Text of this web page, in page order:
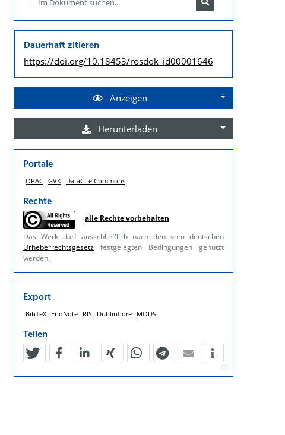
Dauerhaft zitieren
https://doi.org/10.18453/rosdok_id00001646
Anzeigen
Herunterladen
Portale
OPAC GVK DataCite Commons
Rechte
alle Rechte vorbehalten
Das Werk darf ausschließlich nach den vom deutschen
Urheberrechtsgesetz festgelegten Bedingungen genutzt
werden.
Export
BibTeX EndNote RIS DublinCore MODS
Teilen